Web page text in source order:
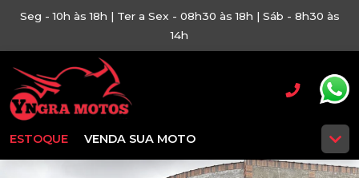
Seg - 10h às 18h | Ter a Sex - 08h30 às 18h | Sáb - 8h30 às
14h
ESTOQUE VENDA SUA MOTO